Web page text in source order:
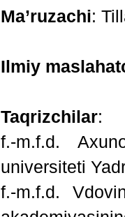
Ma’ruzachi:
Ilmiy
Taqrizchilar:
f.-m.f.d.
universiteti
f.-m.f.d.